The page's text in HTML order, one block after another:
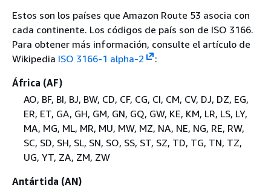
Estos son los países que Amazon Route 53 asocia con
cada continente. Los códigos de país son de ISO 3166.
Para obtener más información, consulte el artículo de
Wikipedia ISO 3166-1 alpha-2
:
África (AF)
AO, BF, BI, BJ, BW, CD, CF, CG, CI, CM, CV, DJ, DZ, EG,
ER, ET, GA, GH, GM, GN, GQ, GW, KE, KM, LR, LS, LY,
MA, MG, ML, MR, MU, MW, MZ, NA, NE, NG, RE, RW,
SC, SD, SH, SL, SN, SO, SS, ST, SZ, TD, TG, TN, TZ,
UG, YT, ZA, ZM, ZW
Antártida (AN)